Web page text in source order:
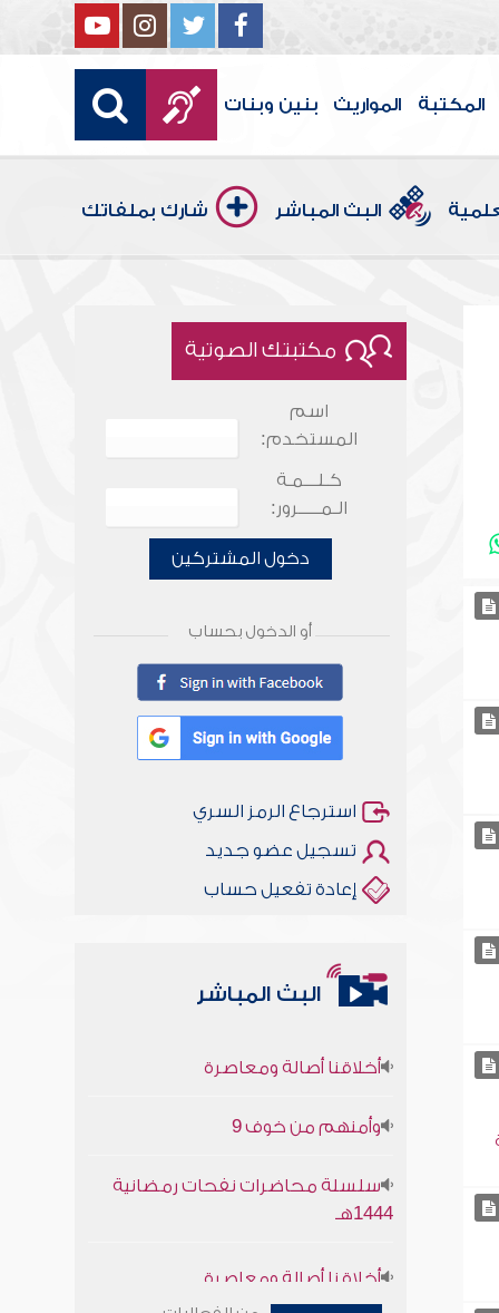
المكتبة المواريث بنين وبنات
البث المباشر شارك بملفاتك
مكتبتك الصوتية
اسم
المستخدم:
كـلـــمـة
الـمـــــرور:
دخول المشتركين
أو الدخول بحساب
استرجاع الرمز السري
تسجيل عضو جديد
إعادة تفعيل حساب
البث المباشر
1444هـ
وأمنهم من خوف 9